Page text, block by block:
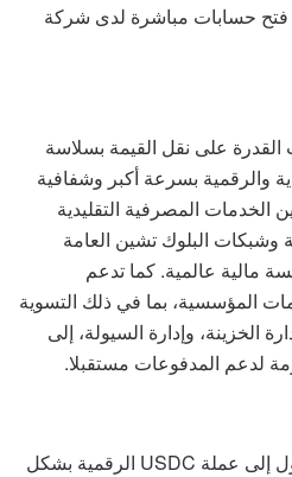
فتح حسابات مباشرة لدى شركة
على نقل القيمة بسلاسة
والرقمية بسرعة أكبر وشفافية
الخدمات المصرفية التقليدية
وشبكات البلوك تشين العامة
مالية عالمية. كما تدعم
المؤسسية، بما في ذلك التسوية
الخزينة، وإدارة السيولة، إلى
لدعم المدفوعات مستقبلا.
ومن خلال دمج خدمات الوصول إلى عملة USDC الرقمية بشكل